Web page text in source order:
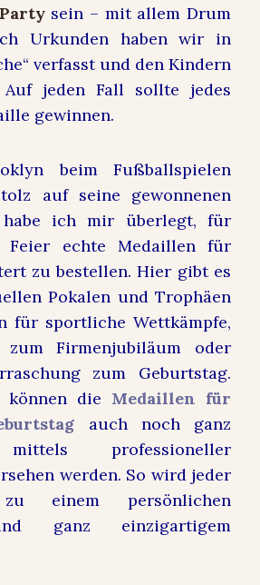
sein – mit allem Drum
Urkunden haben wir in
verfasst und den Kindern
Auf jeden Fall sollte jedes
gewinnen.
beim Fußballspielen
auf seine gewonnenen
ich mir überlegt, für
Feier echte Medaillen für
zu bestellen. Hier gibt es
Pokalen und Trophäen
für sportliche Wettkämpfe,
zum Firmenjubiläum oder
zum Geburtstag.
die Medaillen für
auch noch ganz
professioneller
werden. So wird jeder
zu einem persönlichen
ganz einzigartigem